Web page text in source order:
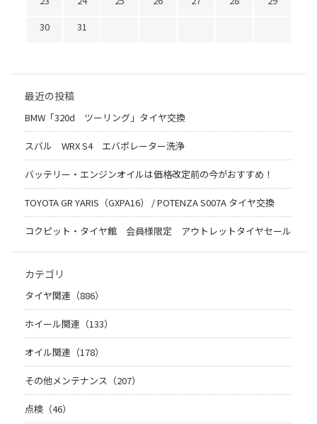
30
31
最近の投稿
BMW「320d ツーリング」タイヤ交換
スバル WRX S4 エバポレーター洗浄
バッテリー・エンジンオイルは価格改定前の今がおすすめ！
TOYOTA GR YARIS（GXPA16） / POTENZA S007A タイヤ交換
コクピット・タイヤ館 会員様限定 アウトレットタイヤセール
カテゴリ
タイヤ関連（886）
ホイール関連（133）
オイル関連（178）
その他メンテナンス（207）
点検（46）